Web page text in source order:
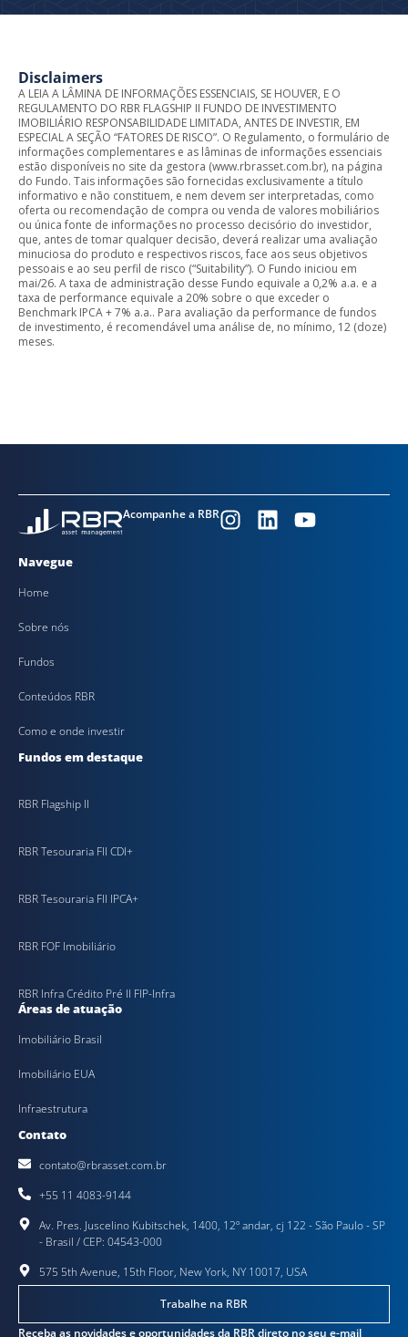
Disclaimers
A LEIA A LÂMINA DE INFORMAÇÕES ESSENCIAIS, SE HOUVER, E O
REGULAMENTO DO RBR FLAGSHIP II FUNDO DE INVESTIMENTO
IMOBILIÁRIO RESPONSABILIDADE LIMITADA, ANTES DE INVESTIR, EM
ESPECIAL A SEÇÃO “FATORES DE RISCO”. O Regulamento, o formulário de
informações complementares e as lâminas de informações essenciais
estão disponíveis no site da gestora (www.rbrasset.com.br), na página
do Fundo. Tais informações são fornecidas exclusivamente a título
informativo e não constituem, e nem devem ser interpretadas, como
oferta ou recomendação de compra ou venda de valores mobiliários
ou única fonte de informações no processo decisório do investidor,
que, antes de tomar qualquer decisão, deverá realizar uma avaliação
minuciosa do produto e respectivos riscos, face aos seus objetivos
pessoais e ao seu perfil de risco (“Suitability”). O Fundo iniciou em
mai/26. A taxa de administração desse Fundo equivale a 0,2% a.a. e a
taxa de performance equivale a 20% sobre o que exceder o
Benchmark IPCA + 7% a.a.. Para avaliação da performance de fundos
de investimento, é recomendável uma análise de, no mínimo, 12 (doze)
meses.
Acompanhe a RBR
Navegue
Home
Sobre nós
Fundos
Conteúdos RBR
Como e onde investir
Fundos em destaque
RBR Flagship II
RBR Tesouraria FII CDI+
RBR Tesouraria FII IPCA+
RBR FOF Imobiliário
RBR Infra Crédito Pré II FIP-Infra
Áreas de atuação
Imobiliário Brasil
Imobiliário EUA
Infraestrutura
Contato
contato@rbrasset.com.br
+55 11 4083-9144
Av. Pres. Juscelino Kubitschek, 1400, 12º andar, cj 122 - São Paulo - SP
- Brasil / CEP: 04543-000
575 5th Avenue, 15th Floor, New York, NY 10017, USA
Trabalhe na RBR
Receba as novidades e oportunidades da RBR direto no seu e-mail